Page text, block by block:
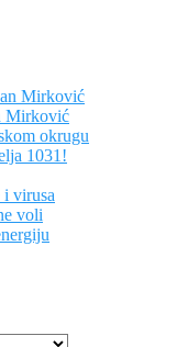
Mirković
Mirković
okrugu
1031!
virusa
voli